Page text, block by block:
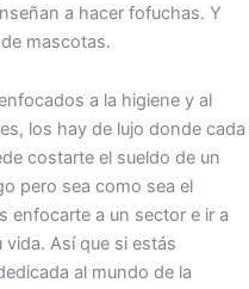
a hacer fofuchas. Y
mascotas.
a la higiene y al
los hay de lujo donde cada
costarte el sueldo de un
pero sea como sea el
enfocarte a un sector e ir a
Así que si estás
al mundo de la